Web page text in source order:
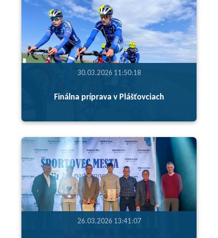
30.03.2026 11:50:18
Finálna príprava v Plášťovciach
26.03.2026 13:41:07